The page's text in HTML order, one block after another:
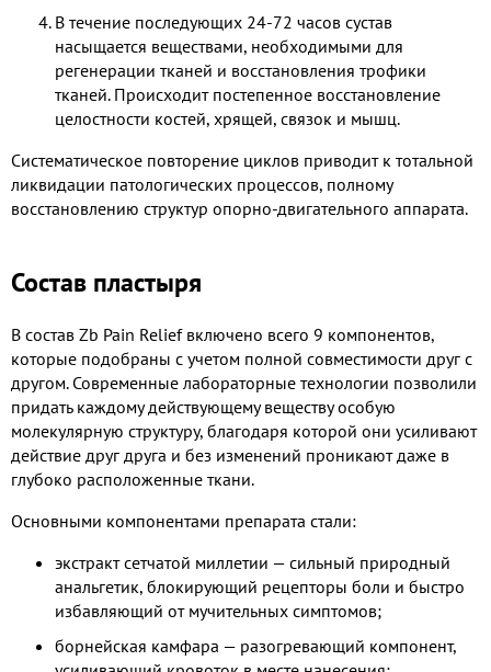
В течение последующих 24-72 часов сустав
насыщается веществами, необходимыми для
регенерации тканей и восстановления трофики
тканей. Происходит постепенное восстановление
целостности костей, хрящей, связок и мышц.
Систематическое повторение циклов приводит к тотальной
ликвидации патологических процессов, полному
восстановлению структур опорно-двигательного аппарата.
Состав пластыря
В состав Zb Pain Relief включено всего 9 компонентов,
которые подобраны с учетом полной совместимости друг с
другом. Современные лабораторные технологии позволили
придать каждому действующему веществу особую
молекулярную структуру, благодаря которой они усиливают
действие друг друга и без изменений проникают даже в
глубоко расположенные ткани.
Основными компонентами препарата стали:
экстракт сетчатой миллетии — сильный природный
анальгетик, блокирующий рецепторы боли и быстро
избавляющий от мучительных симптомов;
борнейская камфара — разогревающий компонент,